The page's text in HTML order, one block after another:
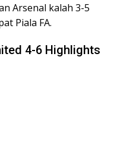
Arsenal kalah 3-5
Piala FA.
4-6 Highlights